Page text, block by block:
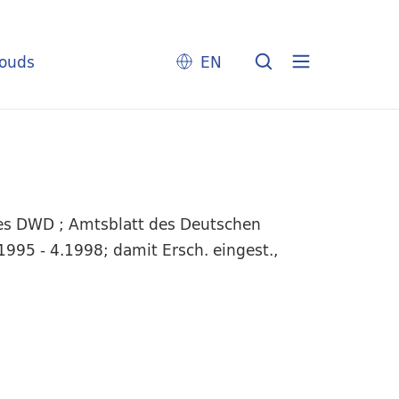
EN
DWD ; Amtsblatt des Deutschen
- 4.1998; damit Ersch. eingest.,